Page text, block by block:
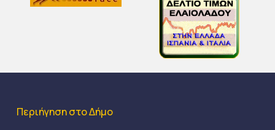
Περιήγηση στο Δήμο